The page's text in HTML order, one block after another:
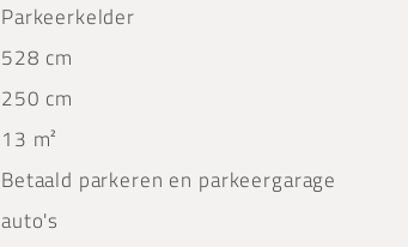
Parkeerkelder
528 cm
250 cm
13 m²
Betaald parkeren en parkeergarage
auto's